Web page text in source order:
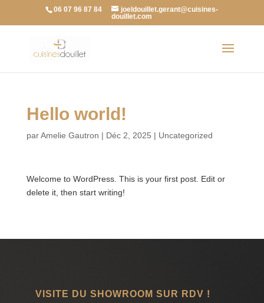
06 07 96 87 84
joeldouillet.gerant@cuisines-
douillet.com
Hello world!
parAmelie Gautron | Déc 2, 2025 | Uncategorized
Welcome to WordPress. This is your first post. Edit or
delete it, then start writing!
VISITE DU SHOWROOM SUR RDV !